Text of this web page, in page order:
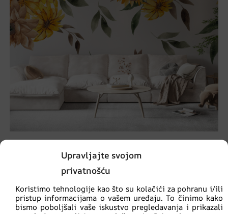
Upravljajte svojom
privatnošću
Koristimo tehnologije kao što su kolačići za pohranu i/ili
pristup informacijama o vašem uređaju. To činimo kako
bismo poboljšali vaše iskustvo pregledavanja i prikazali
19.87 14.90
AKCIJA!